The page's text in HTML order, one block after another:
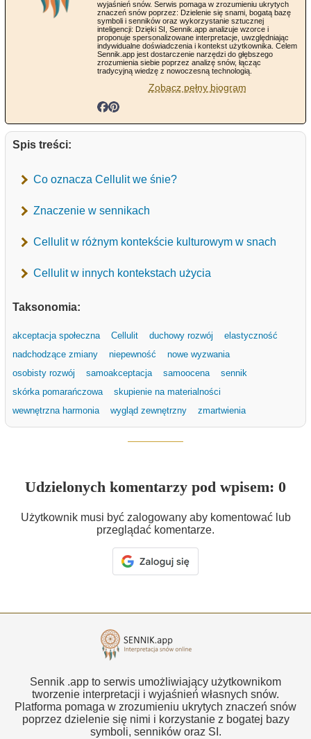
wyjaśnień snów. Serwis pomaga w zrozumieniu ukrytych
znaczeń snów poprzez: Dzielenie się snami, bogatą bazę
symboli i senników oraz wykorzystanie sztucznej
inteligencji: Dzięki SI, Sennik.app analizuje wzorce i
proponuje spersonalizowane interpretacje, uwzględniając
indywidualne doświadczenia i kontekst użytkownika. Celem
Sennik.app jest dostarczenie narzędzi do głębszego
zrozumienia siebie poprzez analizę snów, łącząc
tradycyjną wiedzę z nowoczesną technologią.
Zobacz pełny biogram
Spis treści:
Co oznacza Cellulit we śnie?
Znaczenie w sennikach
Cellulit w różnym kontekście kulturowym w snach
Cellulit w innych kontekstach użycia
Taksonomia:
akceptacja społeczna Cellulit duchowy rozwój
elastyczność
nadchodzące zmiany
niepewność
nowe wyzwania
osobisty rozwój
samoakceptacja samoocena
sennik
skórka pomarańczowa
skupienie na materialności
wewnętrzna harmonia
wygląd zewnętrzny zmartwienia
Udzielonych komentarzy pod wpisem: 0
Użytkownik musi być zalogowany aby komentować lub
przeglądać komentarze.
Sennik .app to serwis umożliwiający użytkownikom
tworzenie interpretacji i wyjaśnień własnych snów.
Platforma pomaga w zrozumieniu ukrytych znaczeń snów
poprzez dzielenie się nimi i korzystanie z bogatej bazy
symboli, senników oraz SI.